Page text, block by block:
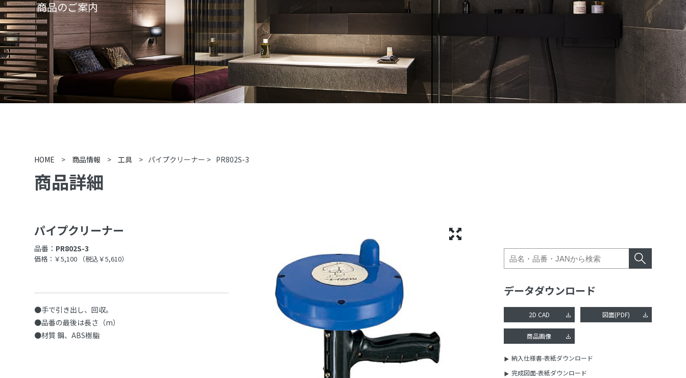
商品のご案内
HOME > 商品情報 > 工具 > パイプクリーナー > PR802S-3
商品詳細
パイプクリーナー
品番： PR802S-3
価格：￥5,100 （税込￥5,610）
●手で引き出し、回収。
●品番の最後は長さ（m）
●材質 鋼、ABS樹脂
データダウンロード
2D CAD 図面(PDF)
商品画像
納入仕様書-表紙ダウンロード
完成図面-表紙ダウンロード